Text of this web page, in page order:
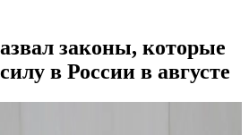
законы, которые
в России в августе